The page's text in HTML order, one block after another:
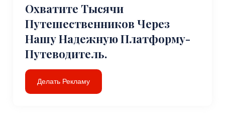
Охватите Тысячи
Путешественников Через
Нашу Надежную Платформу-
Путеводитель.
Делать Рекламу